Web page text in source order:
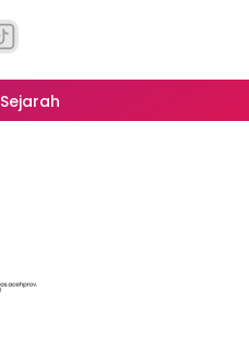
Sejarah